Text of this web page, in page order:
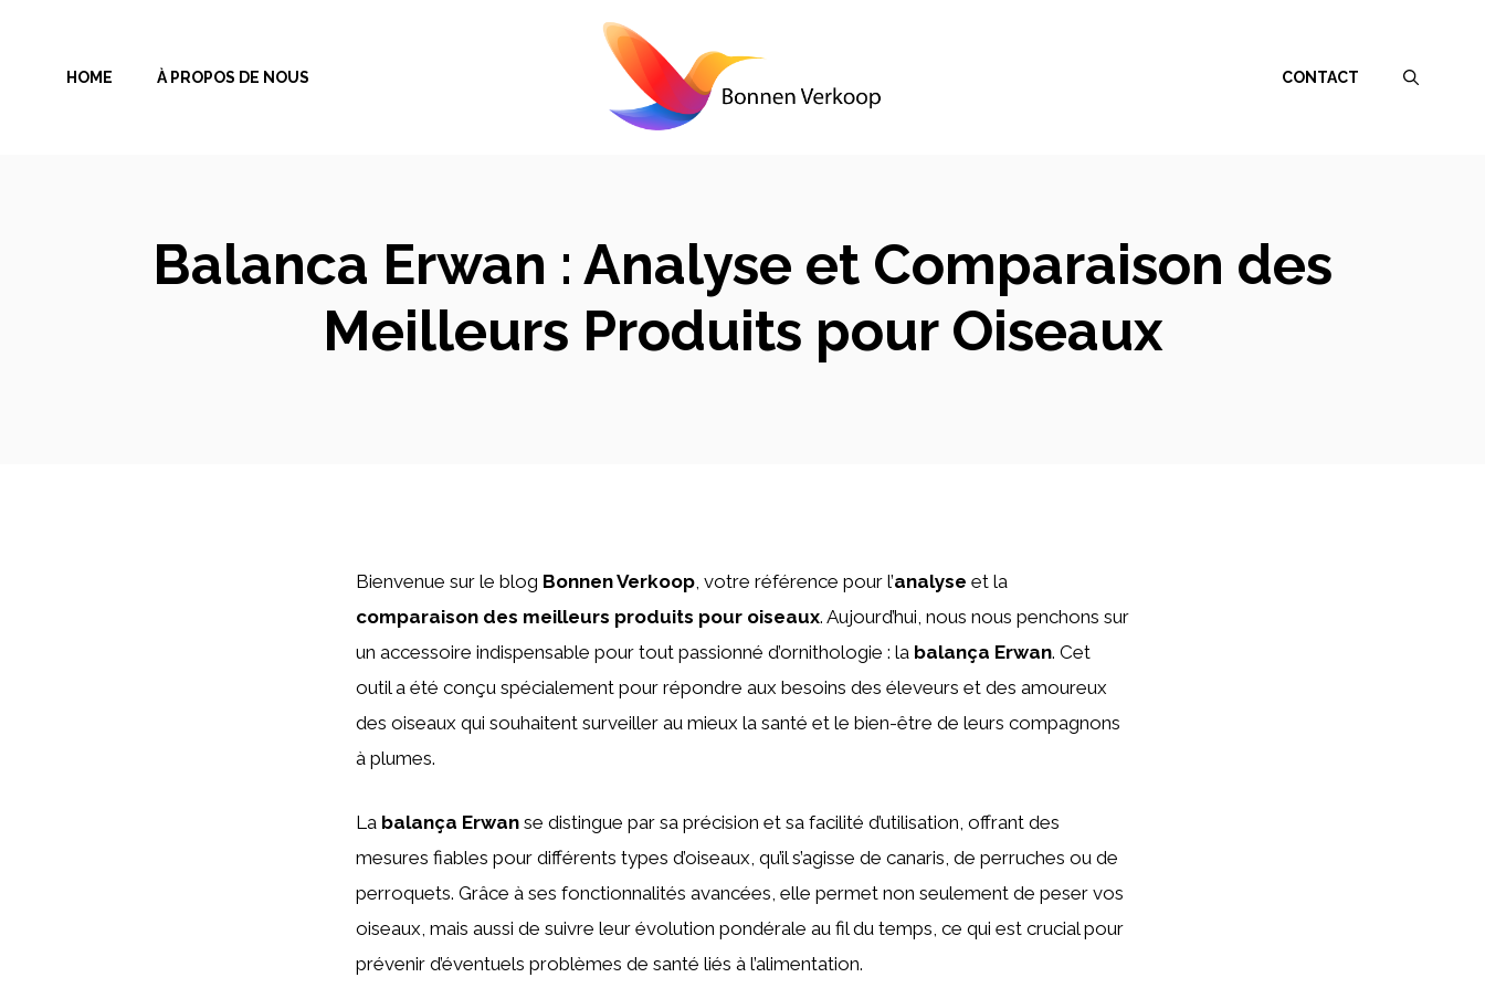
contenuHOME À PROPOS DE NOUS CONTACT
Balanca Erwan : Analyse et Comparaison des
Meilleurs Produits pour Oiseaux
Bienvenue sur le blog Bonnen Verkoop, votre référence pour l’analyse et la
comparaison des meilleurs produits pour oiseaux. Aujourd’hui, nous nous penchons sur
un accessoire indispensable pour tout passionné d’ornithologie : la balança Erwan. Cet
outil a été conçu spécialement pour répondre aux besoins des éleveurs et des amoureux
des oiseaux qui souhaitent surveiller au mieux la santé et le bien-être de leurs compagnons
à plumes.
La balança Erwan se distingue par sa précision et sa facilité d’utilisation, offrant des
mesures fiables pour différents types d’oiseaux, qu’il s’agisse de canaris, de perruches ou de
perroquets. Grâce à ses fonctionnalités avancées, elle permet non seulement de peser vos
oiseaux, mais aussi de suivre leur évolution pondérale au fil du temps, ce qui est crucial pour
prévenir d’éventuels problèmes de santé liés à l’alimentation.